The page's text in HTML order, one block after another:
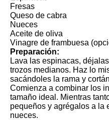
Fresas
Queso de cabra
Nueces
Aceite de oliva
Vinagre de frambuesa
Preparación:
Lava las espinacas,
trozos medianos. Haz lo
sacándoles la rama y
Comienza a combinar los
tamaño ideal. Mientras
pequeños y agrégalos a la
nueces.